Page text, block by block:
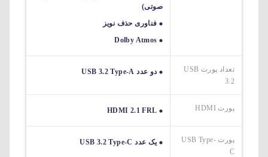
صوتی)
فناوری حذف نویز
Dolby Atmos
تعداد پورت USB
3.2
دو عدد USB 3.2 Type-A
پورت HDMI HDMI 2.1 FRL
پورت USB Type-
C
یک عدد USB 3.2 Type-C